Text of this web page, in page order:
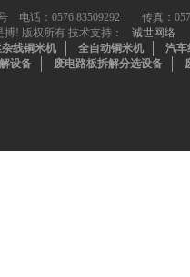
电话：0576 83509292 传真：
! 版权所有 技术支持：
诚世网络
线铜米机 全自动铜米机
汽车
设备 废电路板拆解分选设备